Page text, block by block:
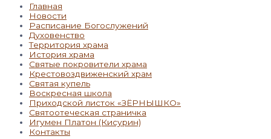
Главная
Новости
Расписание Богослужений
Духовенство
Территория храма
История храма
Святые покровители храма
Крестовоздвиженский храм
Святая купель
Воскресная школа
Приходской листок «ЗЁРНЫШКО»
Святоотеческая страничка
Игумен Платон (Кисурин)
Контакты